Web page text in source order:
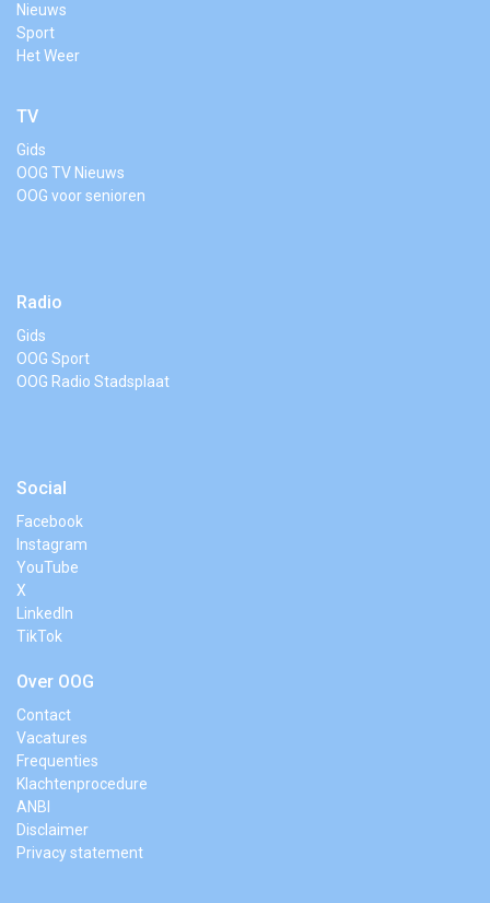
Nieuws
Sport
Het Weer
TV
Gids
OOG TV Nieuws
OOG voor senioren
Radio
Gids
OOG Sport
OOG Radio Stadsplaat
Social
Facebook
Instagram
YouTube
X
LinkedIn
TikTok
Over OOG
Contact
Vacatures
Frequenties
Klachtenprocedure
ANBI
Disclaimer
Privacy statement